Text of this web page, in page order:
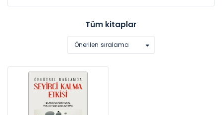
Konulara Göre
İşletme (1)
Yayınevlerine Göre
Tüm kitaplar
Önerilen sıralama